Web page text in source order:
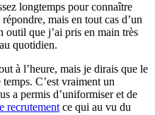
longtemps pour connaître
mais en tout cas d’un
outil que j’ai pris en main très
quotidien.
à l’heure, mais je dirais que le
C’est vraiment un
a permis d’uniformiser et de
recrutement ce qui au vu du